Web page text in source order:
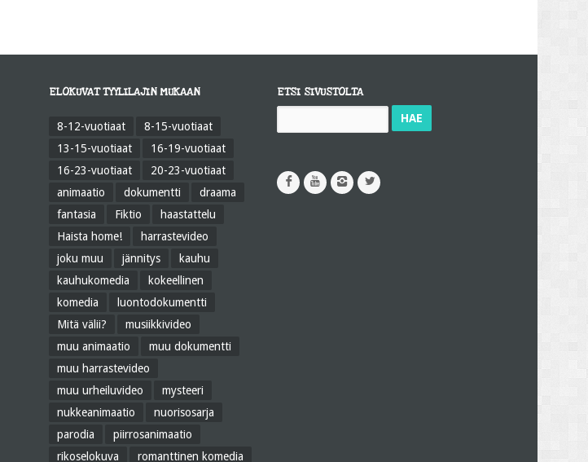
ELOKUVAT TYYLILAJIN MUKAAN
8-12-vuotiaat
8-15-vuotiaat
13-15-vuotiaat
16-19-vuotiaat
16-23-vuotiaat
20-23-vuotiaat
animaatio
dokumentti
draama
fantasia
Fiktio
haastattelu
Haista home!
harrastevideo
joku muu
jännitys
kauhu
kauhukomedia
kokeellinen
komedia
luontodokumentti
Mitä välii?
musiikkivideo
muu animaatio
muu dokumentti
muu harrastevideo
muu urheiluvideo
mysteeri
nukkeanimaatio
nuorisosarja
parodia
piirrosanimaatio
rikoselokuva
romanttinen komedia
ETSI SIVUSTOLTA